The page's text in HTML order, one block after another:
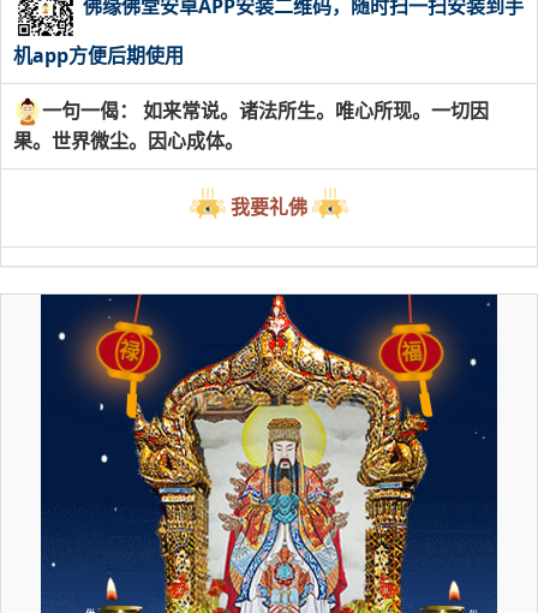
佛缘佛堂安卓APP安装二维码，随时扫一扫安装到手
机app方便后期使用
一句一偈： 如来常说。诸法所生。唯心所现。一切因
果。世界微尘。因心成体。
我要礼佛
福
禄